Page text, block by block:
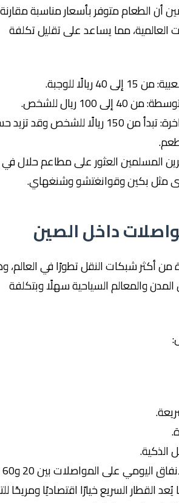
متوفر بأسعار مناسبة مقارنة
مما يساعد على تقليل تكلفة
للوجبة.
للشخص.
المطاعم الفاخرة: تبدأ من 150 ريالًا للشخص وقد تزيد حسب
العثور على مطاعم حلال في
بكين وقوانغتشو وشنغهاي.
داخل الصين
شبكات النقل تطورًا في العالم، وهو
والمعالم السياحية سهلًا وبتكلفة
ويتراوح متوسط الإنفاق اليومي على المواصلات بين 20 و60 ريالًا
السريع خيارًا اقتصاديًا ومريحًا للتنقل